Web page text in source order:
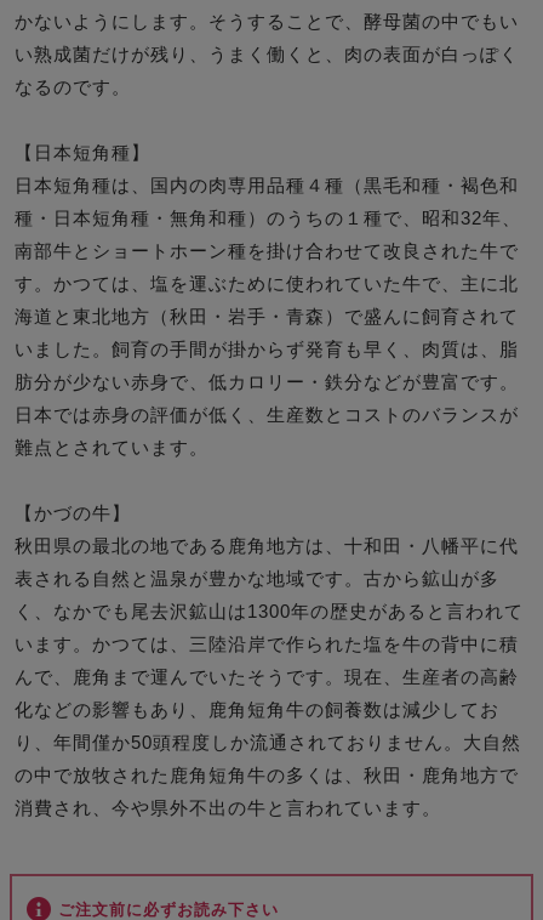
かないようにします。そうすることで、酵母菌の中でもい
い熟成菌だけが残り、うまく働くと、肉の表面が白っぽく
なるのです。
【日本短角種】
日本短角種は、国内の肉専用品種４種（黒毛和種・褐色和
種・日本短角種・無角和種）のうちの１種で、昭和32年、
南部牛とショートホーン種を掛け合わせて改良された牛で
す。かつては、塩を運ぶために使われていた牛で、主に北
海道と東北地方（秋田・岩手・青森）で盛んに飼育されて
いました。飼育の手間が掛からず発育も早く、肉質は、脂
肪分が少ない赤身で、低カロリー・鉄分などが豊富です。
日本では赤身の評価が低く、生産数とコストのバランスが
難点とされています。
【かづの牛】
秋田県の最北の地である鹿角地方は、十和田・八幡平に代
表される自然と温泉が豊かな地域です。古から鉱山が多
く、なかでも尾去沢鉱山は1300年の歴史があると言われて
います。かつては、三陸沿岸で作られた塩を牛の背中に積
んで、鹿角まで運んでいたそうです。現在、生産者の高齢
化などの影響もあり、鹿角短角牛の飼養数は減少してお
り、年間僅か50頭程度しか流通されておりません。大自然
の中で放牧された鹿角短角牛の多くは、秋田・鹿角地方で
消費され、今や県外不出の牛と言われています。
ご注文前に必ずお読み下さい